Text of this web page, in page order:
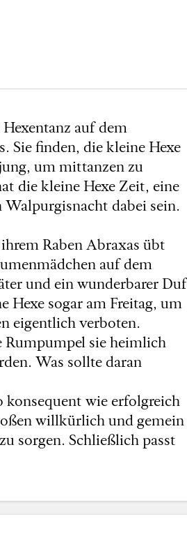
auf dem
Sie finden, die kleine Hexe
um mittanzen zu
die kleine Hexe Zeit, eine
Walpurgisnacht dabei sein.
Raben Abraxas übt
auf dem
und ein wunderbarer
Hexe sogar am Freitag, um
eigentlich verboten.
Rumpumpel sie heimlich
Was sollte daran
konsequent wie erfolgreich
willkürlich und gemein
sorgen. Schließlich passt